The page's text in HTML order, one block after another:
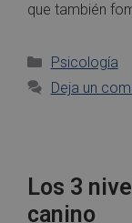
que también
Psicología
Deja un
Los 3
canino